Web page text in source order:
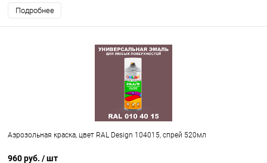
Подробнее
Аэрозольная краска, цвет RAL Design 104015, спрей 520мл
960 руб. / шт